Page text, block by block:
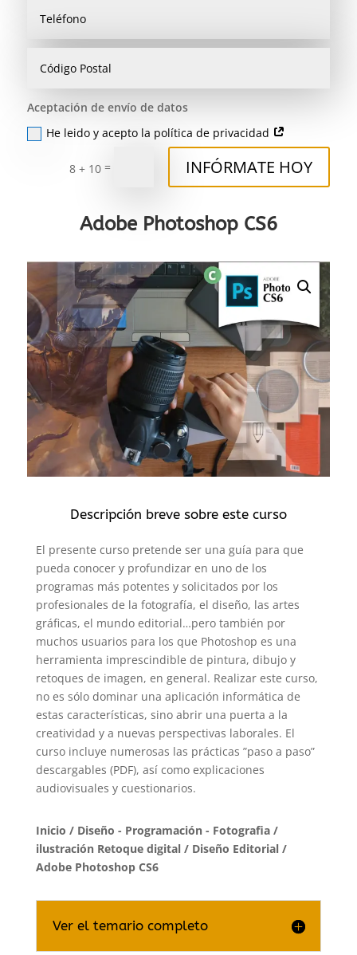
Aceptación de envío de datos
He leido y acepto la política de privacidad
8 + 10 = INFÓRMATE HOY
Adobe Photoshop CS6
Descripción breve sobre este curso
El presente curso pretende ser una guía para que
pueda conocer y profundizar en uno de los
programas más potentes y solicitados por los
profesionales de la fotografía, el diseño, las artes
gráficas, el mundo editorial…pero también por
muchos usuarios para los que Photoshop es una
herramienta imprescindible de pintura, dibujo y
retoques de imagen, en general. Realizar este curso,
no es sólo dominar una aplicación informática de
estas características, sino abrir una puerta a la
creatividad y a nuevas perspectivas laborales. El
curso incluye numerosas las prácticas ”paso a paso”
descargables (PDF), así como explicaciones
audiovisuales y cuestionarios.
Inicio / Diseño - Programación - Fotografia/
ilustración Retoque digital / Diseño Editorial/
Adobe Photoshop CS6
Ver el temario completo